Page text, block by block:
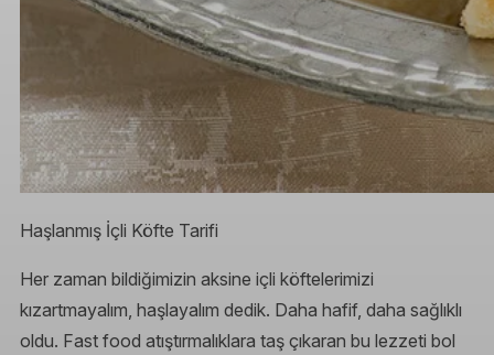
Haşlanmış İçli Köfte Tarifi
Her zaman bildiğimizin aksine içli köftelerimizi
kızartmayalım, haşlayalım dedik. Daha hafif, daha sağlıklı
oldu. Fast food atıştırmalıklara taş çıkaran bu lezzeti bol